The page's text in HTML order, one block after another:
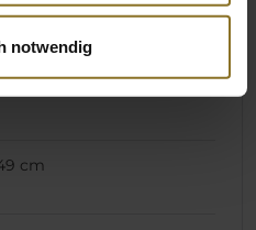
notwendig
cm